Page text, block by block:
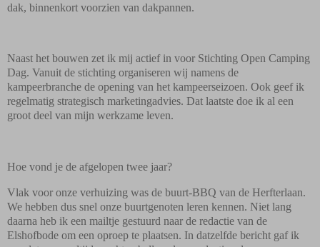
dak, binnenkort voorzien van dakpannen.
Naast het bouwen zet ik mij actief in voor Stichting Open Camping
Dag. Vanuit de stichting organiseren wij namens de
kampeerbranche de opening van het kampeerseizoen. Ook geef ik
regelmatig strategisch marketingadvies. Dat laatste doe ik al een
groot deel van mijn werkzame leven.
Hoe vond je de afgelopen twee jaar?
Vlak voor onze verhuizing was de buurt-BBQ van de Herfterlaan.
We hebben dus snel onze buurtgenoten leren kennen. Niet lang
daarna heb ik een mailtje gestuurd naar de redactie van de
Elshofbode om een oproep te plaatsen. In datzelfde bericht gaf ik